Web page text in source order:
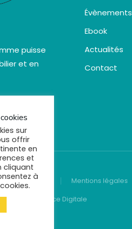
puisse
et en
Évènements
Ebook
Actualités
Contact
réservés Mentions légales
- Agence Digitale
sur
offrir
en
et
cliquant
à